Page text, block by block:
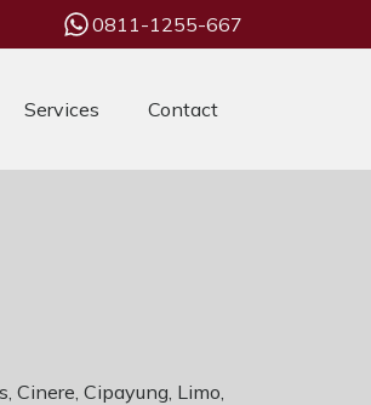
0811-1255-667
Services Contact
Cinere, Cipayung, Limo,